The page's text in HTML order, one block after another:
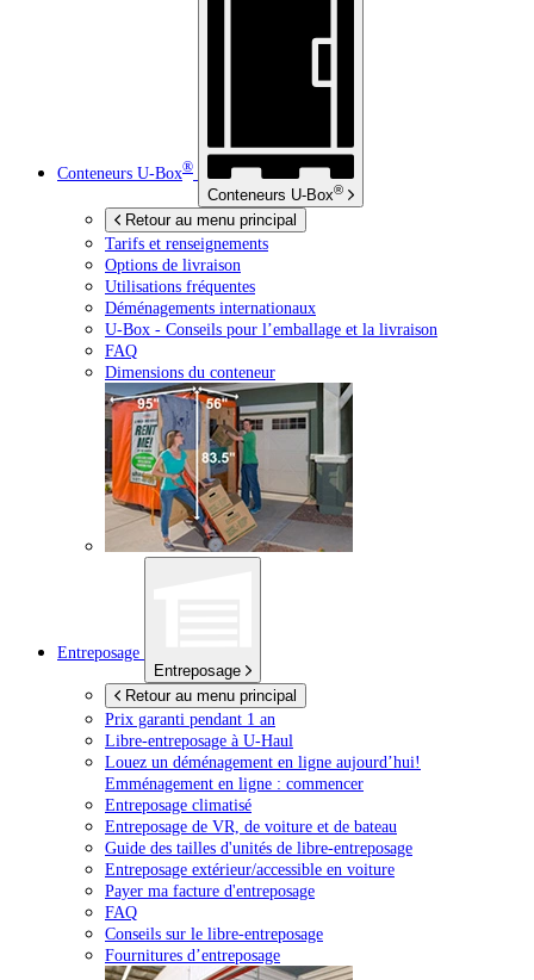
Conteneurs U-Box®
Conteneurs U-Box®
Retour au menu principal
Tarifs et renseignements
Options de livraison
Utilisations fréquentes
Déménagements internationaux
U-Box - Conseils pour l’emballage et la livraison
FAQ
Dimensions du conteneur
Entreposage
Entreposage
Retour au menu principal
Prix garanti pendant 1 an
Libre-entreposage à U-Haul
Louez un déménagement en ligne aujourd’hui!
Emménagement en ligne : commencer
Entreposage climatisé
Entreposage de VR, de voiture et de bateau
Guide des tailles d'unités de libre-entreposage
Entreposage extérieur/accessible en voiture
Payer ma facture d'entreposage
FAQ
Conseils sur le libre-entreposage
Fournitures d’entreposage